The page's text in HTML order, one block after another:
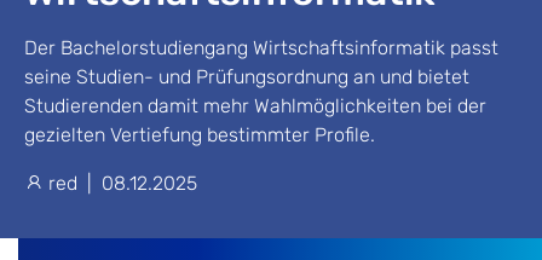
Der Bachelorstudiengang Wirtschaftsinformatik passt
seine Studien- und Prüfungsordnung an und bietet
Studierenden damit mehr Wahlmöglichkeiten bei der
gezielten Vertiefung bestimmter Profile.
red 08.12.2025